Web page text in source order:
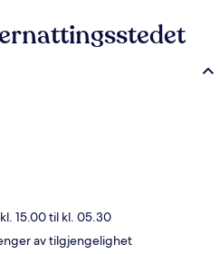
15.00 til kl. 05.30
av tilgjengelighet